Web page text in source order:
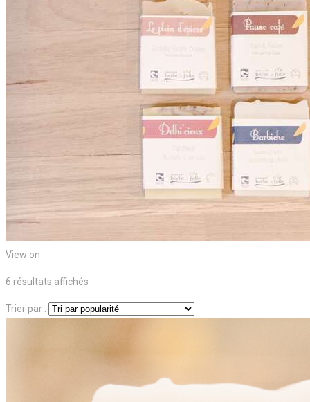
View on
6 résultats affichés
popularité
Trier par :